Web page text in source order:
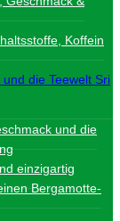
Koffein
die Teewelt Sri
und die
einzigartig
Bergamotte-